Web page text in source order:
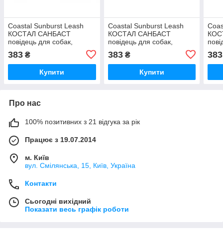
Coastal Sunburst Leash
КОСТАЛ САНБАСТ
повідець для собак,
383 ₴
Купити
Coastal Sunburst Leash
КОСТАЛ САНБАСТ
повідець для собак,
383₴
Купити
383
Про нас
100% позитивних з 21 відгука за рік
Працює з 19.07.2014
м. Київ
вул. Смілянська, 15, Київ, Україна
Контакти
Сьогодні вихідний
Показати весь графік роботи